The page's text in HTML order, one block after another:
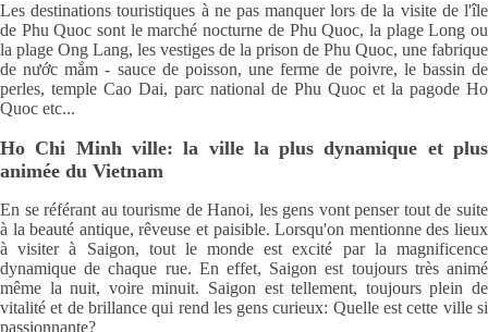
Les destinations touristiques à ne pas manquer lors de la visite de l'île
de Phu Quoc sont le marché nocturne de Phu Quoc, la plage Long ou
la plage Ong Lang, les vestiges de la prison de Phu Quoc, une fabrique
de nước mắm - sauce de poisson, une ferme de poivre, le bassin de
perles, temple Cao Dai, parc national de Phu Quoc et la pagode Ho
Quoc etc...
Ho Chi Minh ville: la ville la plus dynamique et plus
animée du Vietnam
En se référant au tourisme de Hanoi, les gens vont penser tout de suite
à la beauté antique, rêveuse et paisible. Lorsqu'on mentionne des lieux
à visiter à Saigon, tout le monde est excité par la magnificence
dynamique de chaque rue. En effet, Saigon est toujours très animé
même la nuit, voire minuit. Saigon est tellement, toujours plein de
vitalité et de brillance qui rend les gens curieux: Quelle est cette ville si
passionnante?